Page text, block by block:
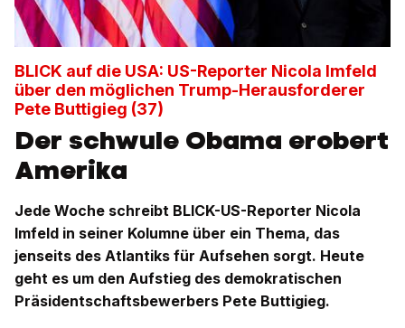
BLICK auf die USA: US-Reporter Nicola Imfeld
über den möglichen Trump-Herausforderer
Pete Buttigieg (37)
Der schwule Obama erobert
Amerika
Jede Woche schreibt BLICK-US-Reporter Nicola
Imfeld in seiner Kolumne über ein Thema, das
jenseits des Atlantiks für Aufsehen sorgt. Heute
geht es um den Aufstieg des demokratischen
Präsidentschaftsbewerbers Pete Buttigieg.